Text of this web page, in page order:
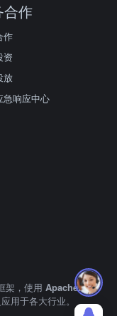
合作
作
资
放
急响应中心
架，使用 Apache2.0
用于各大行业。